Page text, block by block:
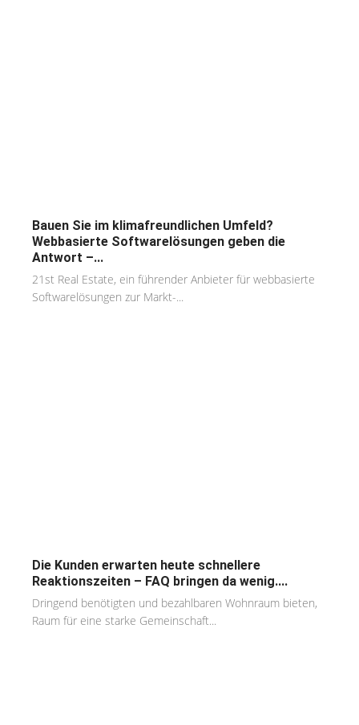
Bauen Sie im klimafreundlichen Umfeld?
Webbasierte Softwarelösungen geben die
Antwort –...
21st Real Estate, ein führender Anbieter für webbasierte
Softwarelösungen zur Markt-...
Die Kunden erwarten heute schnellere
Reaktionszeiten – FAQ bringen da wenig....
Dringend benötigten und bezahlbaren Wohnraum bieten,
Raum für eine starke Gemeinschaft...